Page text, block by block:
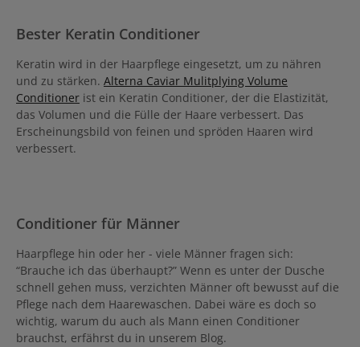
Bester Keratin Conditioner
Keratin wird in der Haarpflege eingesetzt, um zu nähren
und zu stärken. Alterna Caviar Mulitplying Volume
Conditioner ist ein Keratin Conditioner, der die Elastizität,
das Volumen und die Fülle der Haare verbessert. Das
Erscheinungsbild von feinen und spröden Haaren wird
verbessert.
Conditioner für Männer
Haarpflege hin oder her - viele Männer fragen sich:
“Brauche ich das überhaupt?” Wenn es unter der Dusche
schnell gehen muss, verzichten Männer oft bewusst auf die
Pflege nach dem Haarewaschen. Dabei wäre es doch so
wichtig, warum du auch als Mann einen Conditioner
brauchst, erfährst du in unserem Blog.